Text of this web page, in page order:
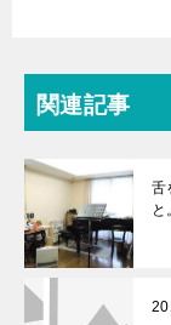
関連記事
舌
と